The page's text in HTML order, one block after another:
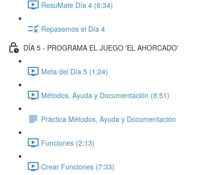
ResuMate Día 4 (6:34)
Repasemos el Día 4
DÍA 5 - PROGRAMA EL JUEGO 'EL AHORCADO'
Meta del Día 5 (1:24)
Métodos, Ayuda y Documentación (8:51)
Práctica Métodos, Ayuda y Documentación
Funciones (2:13)
Crear Funciones (7:33)